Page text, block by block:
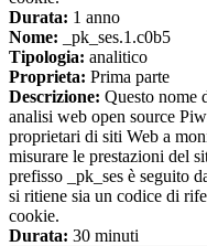
Durata: 1 anno
Nome: _pk_ses.1.c0b5
Tipologia: analitico
Proprieta: Prima parte
Descrizione: Questo nome
analisi web open source
proprietari di siti Web a
misurare le prestazioni del
prefisso _pk_ses è seguito
si ritiene sia un codice di
cookie.
Durata: 30 minuti